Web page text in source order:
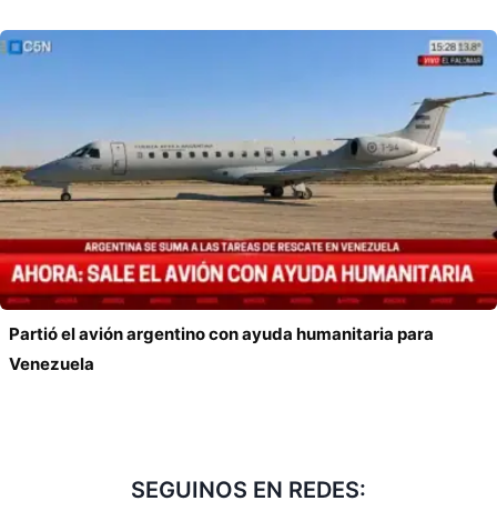
Partió el avión argentino con ayuda humanitaria para
Venezuela
SEGUINOS EN REDES: